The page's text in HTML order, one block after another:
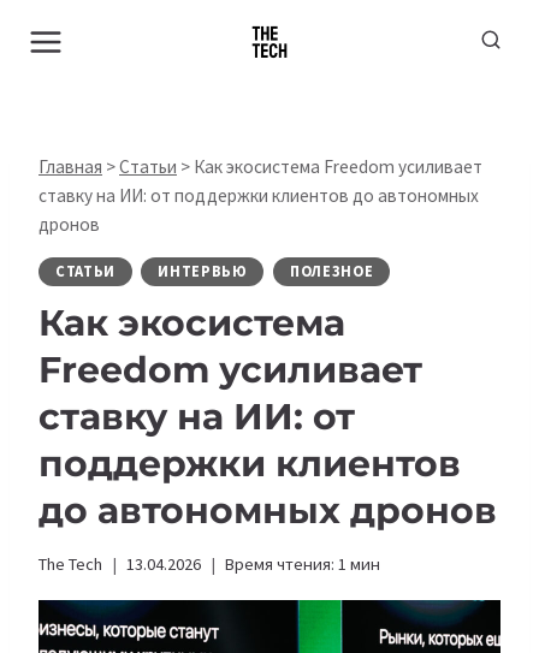
Главная >Статьи > Как экосистема Freedom усиливает
ставку на ИИ: от поддержки клиентов до автономных
дронов
СТАТЬИ ИНТЕРВЬЮ ПОЛЕЗНОЕ
Как экосистема
Freedom усиливает
ставку на ИИ: от
поддержки клиентов
до автономных дронов
The Tech 13.04.2026 Время чтения: 1 мин